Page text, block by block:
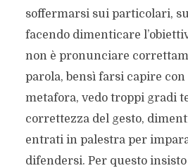
soffermarsi sui particolari,
facendo dimenticare
non è pronunciare
parola, bensì farsi capire
metafora, vedo troppi gradi
correttezza del gesto,
entrati in palestra per
difendersi. Per questo